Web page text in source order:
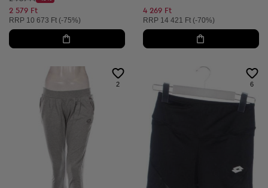
Discount Price:
Csökkentett ár:
2 579 Ft
Ajánlott ár:
RRP 10 673 Ft (-75%)
4 269 Ft
Ajánlott ár:
RRP 14 421 Ft (-70%)
2 6